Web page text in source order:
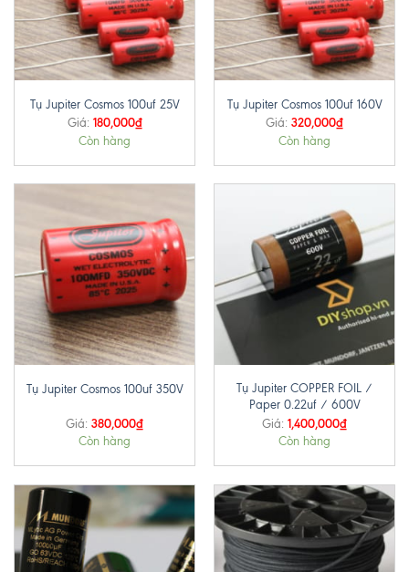
Tụ Jupiter Cosmos 100uf 25V
Giá: 180,000₫
Còn hàng
Tụ Jupiter Cosmos 100uf 160V
Giá: 320,000₫
Còn hàng
Tụ Jupiter Cosmos 100uf 350V
Giá: 380,000₫
Còn hàng
Tụ Jupiter COPPER FOIL /
Paper 0.22uf / 600V
Giá: 1,400,000₫
Còn hàng